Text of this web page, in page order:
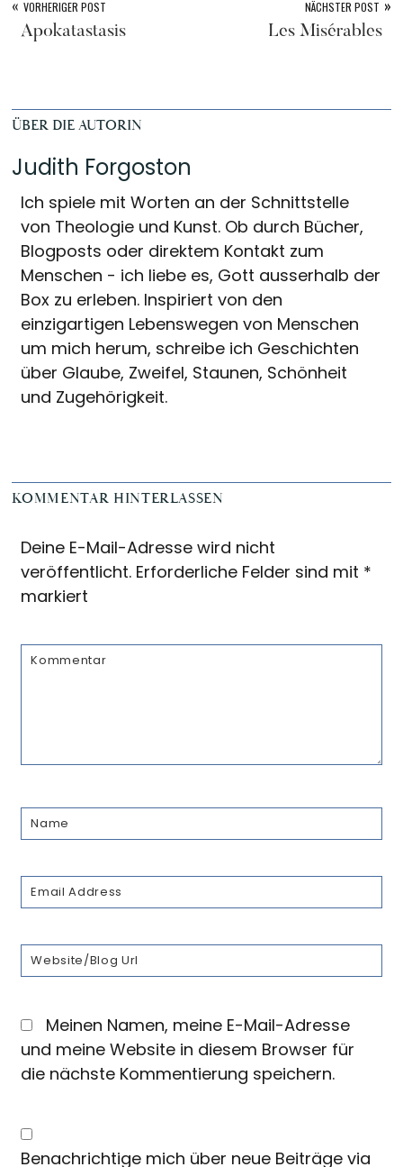
« VORHERIGER POST
Apokatastasis
NÄCHSTER POST »
Les Misérables
ÜBER DIE AUTORIN
Judith Forgoston
Ich spiele mit Worten an der Schnittstelle
von Theologie und Kunst. Ob durch Bücher,
Blogposts oder direktem Kontakt zum
Menschen - ich liebe es, Gott ausserhalb der
Box zu erleben. Inspiriert von den
einzigartigen Lebenswegen von Menschen
um mich herum, schreibe ich Geschichten
über Glaube, Zweifel, Staunen, Schönheit
und Zugehörigkeit.
Reader
Interactions
KOMMENTAR HINTERLASSEN
Deine E-Mail-Adresse wird nicht
veröffentlicht. Erforderliche Felder sind mit *
markiert
Meinen Namen, meine E-Mail-Adresse
und meine Website in diesem Browser für
die nächste Kommentierung speichern.
Benachrichtige mich über neue Beiträge via